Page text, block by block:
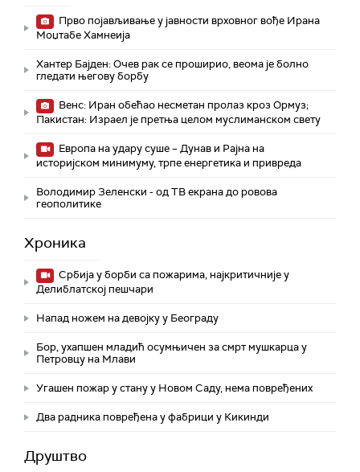
Прво појављивање у јавности врховног вође Ирана
Моџтабe Хамнеија
Хантер Бајден: Очев рак се проширио, веома је болно
гледати његову борбу
Венс: Иран обећао несметан пролаз кроз Ормуз;
Пакистан: Израел је претња целом муслиманском свету
Европа на удару суше – Дунав и Рајна на
историјском минимуму, трпе енергетика и привреда
Володимир Зеленски - од ТВ екрана до ровова
геополитике
Хроника
Србија у борби са пожарима, најкритичније у
Делиблатској пешчари
Напад ножем на девојку у Београду
Бор, ухапшен младић осумњичен за смрт мушкарца у
Петровцу на Млави
Угашен пожар у стану у Новом Саду, нема повређених
Два радника повређена у фабрици у Кикинди
Друштво